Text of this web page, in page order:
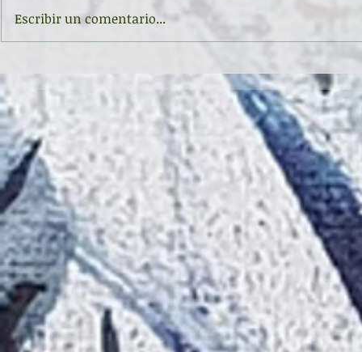
Capital Mundial de la Poesía
RECITAL EN
POESÍA
Escribir un comentario...